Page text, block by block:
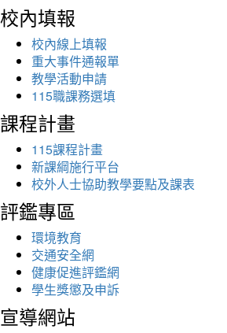
校內填報
校內線上填報
重大事件通報單
教學活動申請
115職課務選填
課程計畫
115課程計畫
新課綱施行平台
校外人士協助教學要點及課表
評鑑專區
環境教育
交通安全網
健康促進評鑑網
學生獎懲及申訴
宣導網站